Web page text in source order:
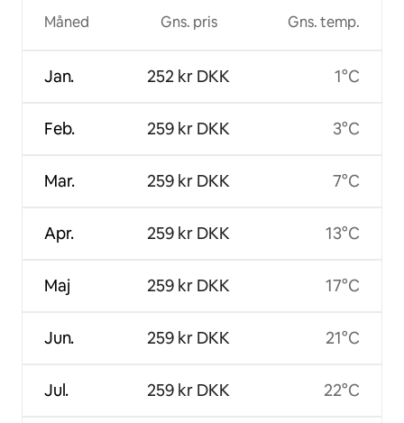
Måned
Jan.
Feb.
Mar.
Apr.
Maj
Jun.
Jul.
Gns. pris
252 kr DKK
259 kr DKK
259 kr DKK
259 kr DKK
259 kr DKK
259 kr DKK
259 kr DKK
Gns. temp.
1°C
3°C
7°C
13°C
17°C
21°C
22°C